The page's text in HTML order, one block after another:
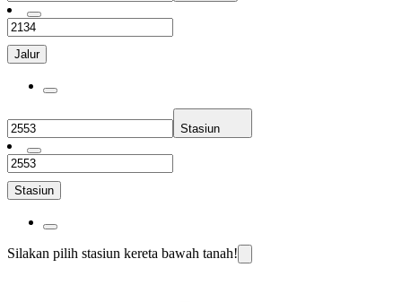
Jalur
Stasiun
Stasiun
Silakan pilih stasiun kereta bawah tanah!